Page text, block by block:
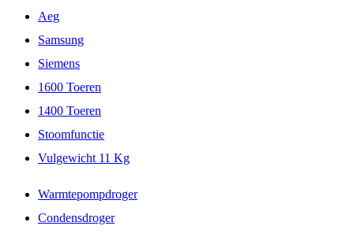
Aeg
Samsung
Siemens
1600 Toeren
1400 Toeren
Stoomfunctie
Vulgewicht 11 Kg
Warmtepompdroger
Condensdroger